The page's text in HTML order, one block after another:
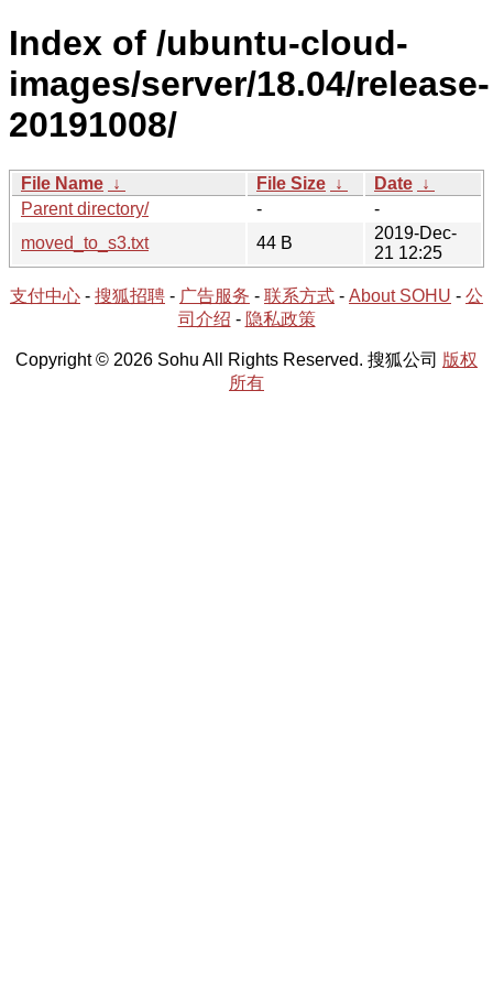
Index of /ubuntu-cloud-
images/server/18.04/release-
20191008/
File Name ↓ File Size ↓ Date ↓
Parent directory/
-
-
moved_to_s3.txt
44 B
2019-Dec-
21 12:25
支付中心 - 搜狐招聘 - 广告服务 - 联系方式 - About SOHU - 公
司介绍 - 隐私政策
Copyright © 2026 Sohu All Rights Reserved. 搜狐公司 版权
所有